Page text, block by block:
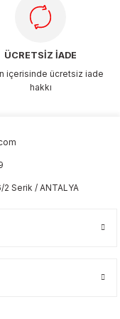
ÜCRETSİZ İADE
içerisinde ücretsiz iade
hakkı
Serik / ANTALYA